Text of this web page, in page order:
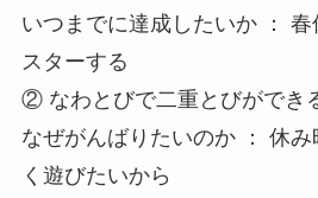
いつまでに達成したいか ：
スターする
② なわとびで二重とびができ
なぜがんばりたいのか ： 休
く遊びたいから